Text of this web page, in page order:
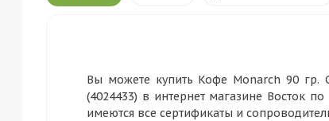
Вы можете купить Кофе Monarch 90 гр.
(4024433) в интернет магазине Восток
имеются все сертификаты и